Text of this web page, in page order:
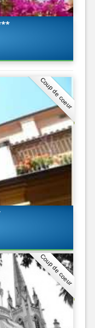
Coup de coeur
Coup de coeur